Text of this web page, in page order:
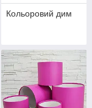
Кольоровий дим